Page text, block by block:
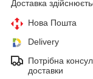
Доставка
Нова Пошта
Delivery
Потрібна
доставки